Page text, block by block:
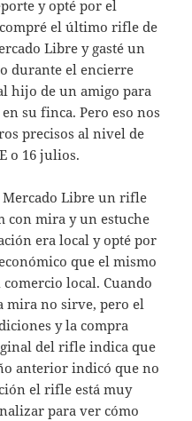
y opté por el
el último rifle de
Libre y gasté un
durante el encierre
hijo de un amigo para
su finca. Pero eso nos
precisos al nivel de
o 16 julios.
Mercado Libre un rifle
con mira y un estuche
era local y opté por
que el mismo
local. Cuando
mira no sirve, pero el
y la compra
del rifle indica que
anterior indicó que no
el rifle está muy
para ver cómo